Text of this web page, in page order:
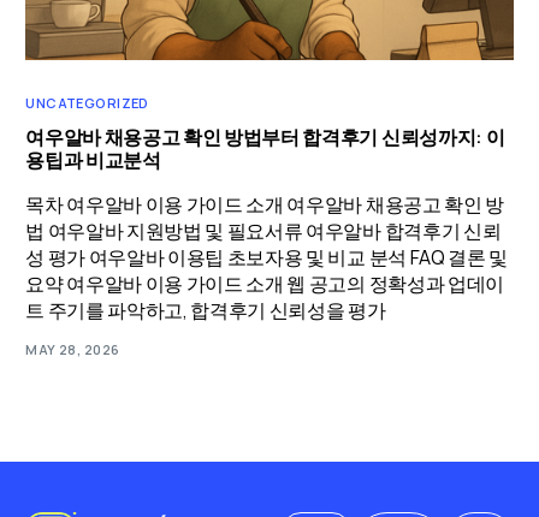
UNCATEGORIZED
여우알바 채용공고 확인 방법부터 합격후기 신뢰성까지: 이
용팁과 비교분석
목차 여우알바 이용 가이드 소개 여우알바 채용공고 확인 방
법 여우알바 지원방법 및 필요서류 여우알바 합격후기 신뢰
성 평가 여우알바 이용팁 초보자용 및 비교 분석 FAQ 결론 및
요약 여우알바 이용 가이드 소개 웹 공고의 정확성과 업데이
트 주기를 파악하고, 합격후기 신뢰성을 평가
MAY 28, 2026